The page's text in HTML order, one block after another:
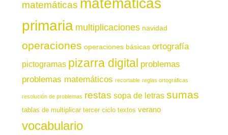
matemáticas matemáticas
primaria multiplicaciones navidad
operaciones operaciones básicas ortografía
pictogramas pizarra digital problemas
problemas matemáticos recortable reglas ortográficas
resolución de problemas restas sopa de letras sumas
tablas de multiplicar tercer ciclo textos verano
vocabulario